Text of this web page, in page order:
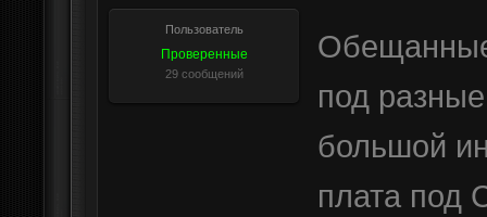
Пользователь
Проверенные
29 сообщений
под
большой
плата под